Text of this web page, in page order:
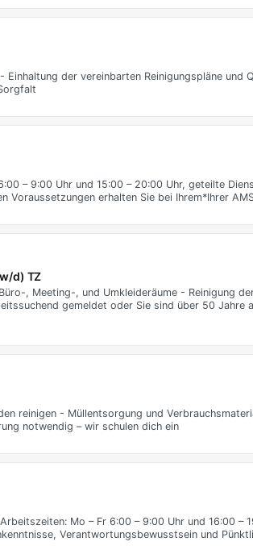
der vereinbarten Reinigungspläne
– 9:00 Uhr und 15:00 – 20:00 Uhr, geteilte
Voraussetzungen erhalten Sie bei Ihrem*Ihrer
d) TZ
, Meeting-, und Umkleideräume - Reinigung
gemeldet oder Sie sind über 50 Jahre
reinigen - Müllentsorgung und
notwendig – wir schulen dich ein
Mo – Fr 6:00 – 9:00 Uhr und 16:00
Verantwortungsbewusstsein und